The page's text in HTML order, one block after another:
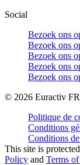
Social
Bezoek ons
Bezoek ons
Bezoek ons
Bezoek ons
Bezoek ons
© 2026 Euractiv
Politique de
Conditions
Conditions
This site is
Policy and Terms